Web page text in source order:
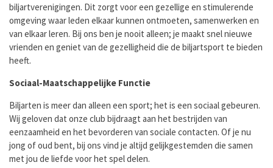
biljartverenigingen. Dit zorgt voor een gezellige en stimulerende
omgeving waar leden elkaar kunnen ontmoeten, samenwerken en
van elkaar leren. Bij ons ben je nooit alleen; je maakt snel nieuwe
vrienden en geniet van de gezelligheid die de biljartsport te bieden
heeft.
Sociaal-Maatschappelijke Functie
Biljarten is meer dan alleen een sport; het is een sociaal gebeuren.
Wij geloven dat onze club bijdraagt aan het bestrijden van
eenzaamheid en het bevorderen van sociale contacten. Of je nu
jong of oud bent, bij ons vind je altijd gelijkgestemden die samen
met jou de liefde voor het spel delen.